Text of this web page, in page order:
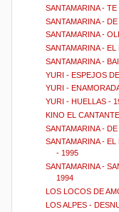
SANTAMARINA -
SANTAMARINA -
SANTAMARINA -
SANTAMARINA -
SANTAMARINA -
YURI - ESPEJOS
YURI -
YURI - HUELLAS -
KINO EL
SANTAMARINA -
SANTAMARINA -
- 1995
SANTAMARINA -
1994
LOS LOCOS DE
LOS ALPES -